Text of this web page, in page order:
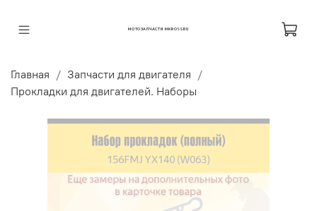
МОТОЗАПЧАСТИ MKROSS.RU
Главная
Запчасти для двигателя
Прокладки для двигателей. Наборы